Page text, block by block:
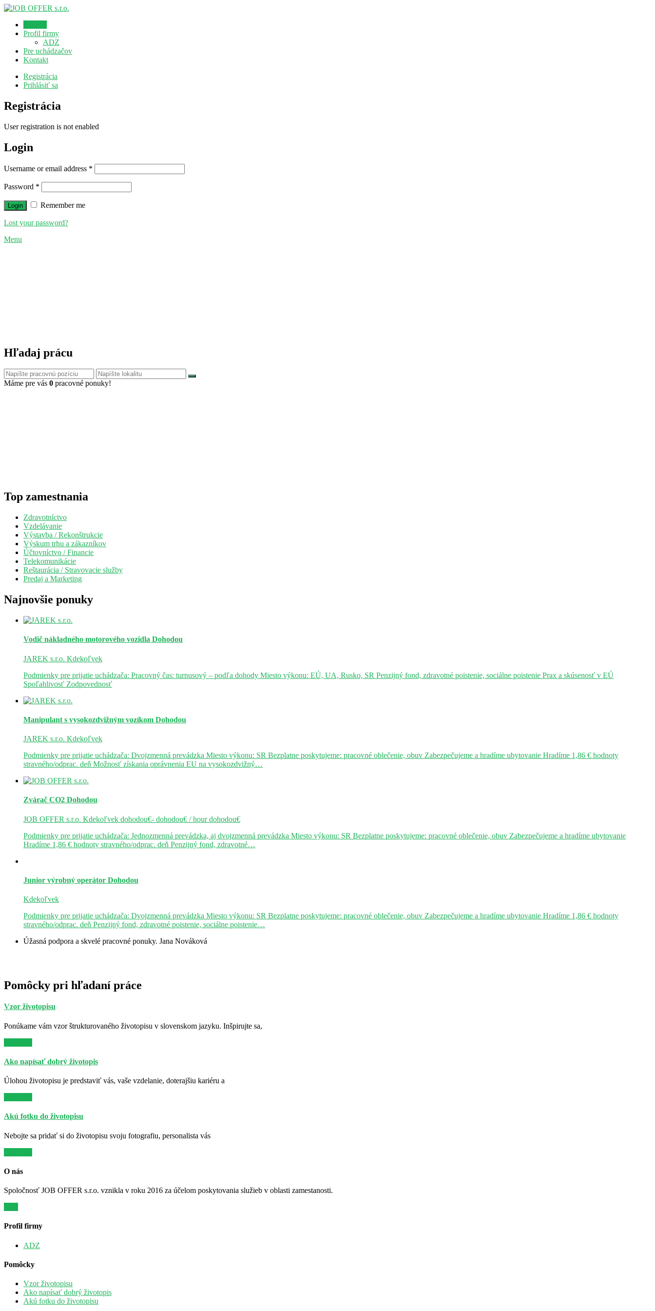
Profil firmy
ADZ
Pre uchádzačov
Kontakt
Registrácia
Prihlásiť sa
Registrácia
User registration is not enabled
Login
Username or email address *
Password *
Remember me
Lost your password?
Menu
Hľadaj prácu
Máme pre vás 0 pracovné ponuky!
Top zamestnania
Zdravotníctvo
Vzdelávanie
Výstavba / Rekonštrukcie
Výskum trhu a zákazníkov
Účtovníctvo / Financie
Telekomunikácie
Reštaurácia / Stravovacie služby
Predaj a Marketing
Najnovšie ponuky
Vodič nákladného motorového vozidla Dohodou
JAREK s.r.o. Kdekoľvek
Podmienky pre prijatie uchádzača: Pracovný čas: turnusový – podľa dohody Miesto výkonu: EÚ, UA, Rusko, SR Penzijný fond, zdravotné poistenie, sociálne poistenie Prax a skúsenosť v EÚ
Spoľahlivosť Zodpovednosť
Manipulant s vysokozdvižným vozíkom Dohodou
JAREK s.r.o. Kdekoľvek
Podmienky pre prijatie uchádzača: Dvojzmenná prevádzka Miesto výkonu: SR Bezplatne poskytujeme: pracovné oblečenie, obuv Zabezpečujeme a hradíme ubytovanie Hradíme 1,86 € hodnoty
stravného/odprac. deň Možnosť získania oprávnenia EU na vysokozdvižný…
Zvárač CO2 Dohodou
JOB OFFER s.r.o. Kdekoľvek dohodou€- dohodou€ / hourdohodou€
Podmienky pre prijatie uchádzača: Jednozmenná prevádzka, aj dvojzmenná prevádzka Miesto výkonu: SR Bezplatne poskytujeme: pracovné oblečenie, obuv Zabezpečujeme a hradíme ubytovanie
Hradíme 1,86 € hodnoty stravného/odprac. deň Penzijný fond, zdravotné…
Junior výrobný operátor Dohodou
Kdekoľvek
Podmienky pre prijatie uchádzača: Dvojzmenná prevádzka Miesto výkonu: SR Bezplatne poskytujeme: pracovné oblečenie, obuv Zabezpečujeme a hradíme ubytovanie Hradíme 1,86 € hodnoty
stravného/odprac. deň Penzijný fond, zdravotné poistenie, sociálne poistenie…
Úžasná podpora a skvelé pracovné ponuky. Jana Nováková
Pomôcky pri hľadaní práce
Vzor životopisu
Ponúkame vám vzor štrukturovaného životopisu v slovenskom jazyku. Inšpirujte sa,
Ako napísať dobrý životopis
Úlohou životopisu je predstaviť vás, vaše vzdelanie, doterajšiu kariéru a
Akú fotku do životopisu
Nebojte sa pridať si do životopisu svoju fotografiu, personalista vás
O nás
Spoločnosť JOB OFFER s.r.o. vznikla v roku 2016 za účelom poskytovania služieb v oblasti zamestanosti.
Profil firmy
ADZ
Pomôcky
Vzor životopisu
Ako napísať dobrý životopis
Akú fotku do životopisu